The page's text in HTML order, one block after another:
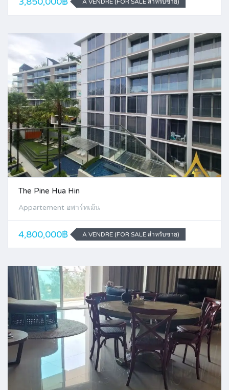
A VENDRE (FOR SALE สำหรับขาย)
The Pine Hua Hin
Appartement อพาร์ทเม้น
4,800,000฿ A VENDRE (FOR SALE สำหรับขาย)